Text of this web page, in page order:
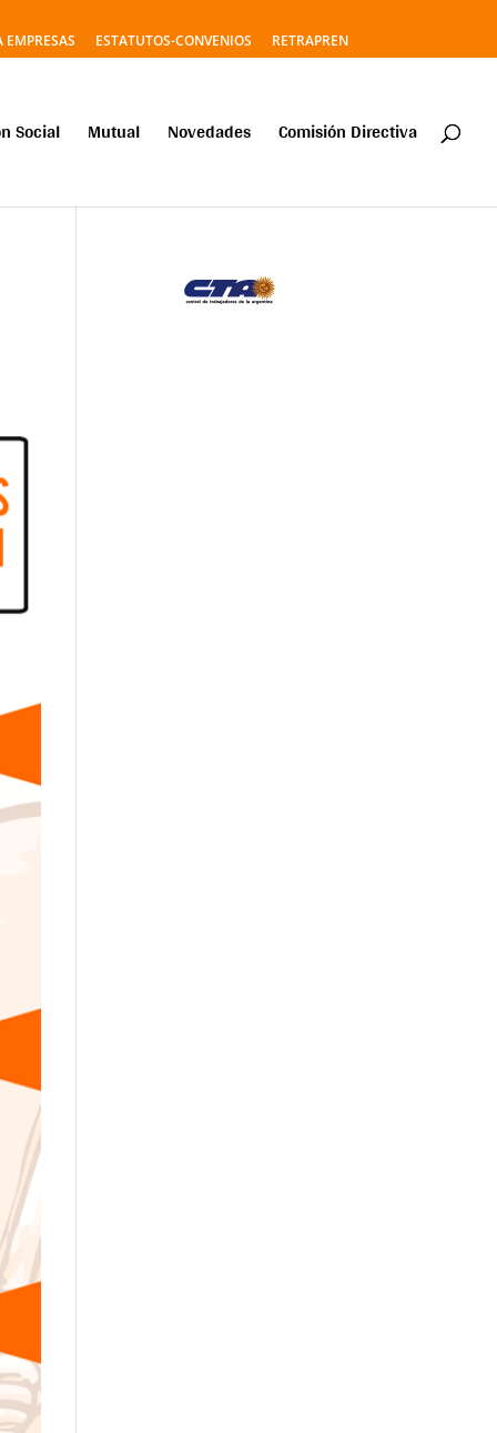
EMPRESAS ESTATUTOS-CONVENIOS RETRAPREN
Social Mutual Novedades Comisión Directiva